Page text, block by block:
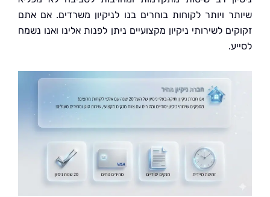
ויותר לקוחות בוחרים בנו לניקיון משרדים. אם אתם
לשירותי ניקיון מקצועיים ניתן לפנות אלינו ואנו נשמח